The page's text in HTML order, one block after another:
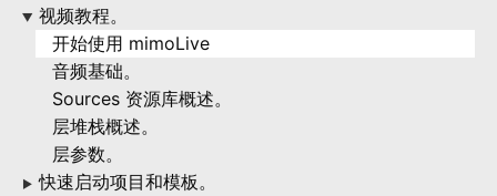
▶
视频教程。
开始使用 mimoLive
音频基础。
Sources 资源库概述。
层堆栈概述。
层参数。
▶ 快速启动项目和模板。